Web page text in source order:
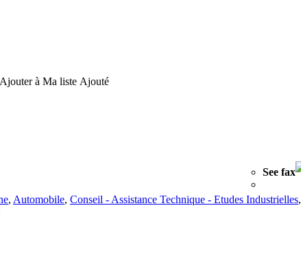
Ajouter à Ma liste Ajouté
See fax
, Automobile, Conseil - Assistance Technique - Etudes Industrielles,